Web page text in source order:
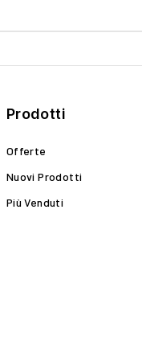
Prodotti
Offerte
Nuovi Prodotti
Più Venduti